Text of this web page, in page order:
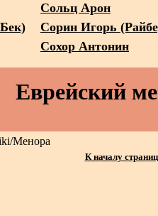
Сольц Арон
Сорин Игорь
Сохор Антонин
Еврейский
Менора
К началу